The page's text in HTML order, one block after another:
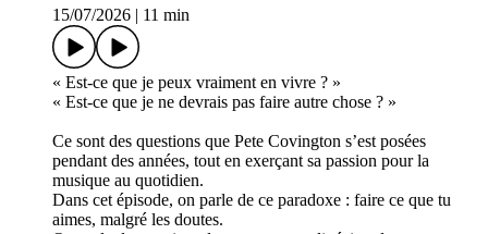
15/07/2026
11 min
« Est-ce que je peux vraiment en vivre ? »
« Est-ce que je ne devrais pas faire autre chose ? »
Ce sont des questions que Pete Covington s’est posées
pendant des années, tout en exerçant sa passion pour la
musique au quotidien.
Dans cet épisode, on parle de ce paradoxe : faire ce que tu
aimes, malgré les doutes.